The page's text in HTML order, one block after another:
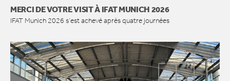
MERCI DE VOTRE VISIT À IFAT MUNICH 2026
IFAT Munich 2026 s’est achevé après quatre journées